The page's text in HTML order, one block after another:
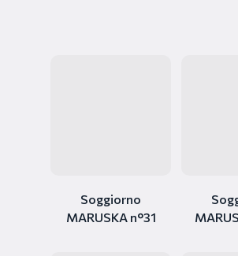
Soggiorno
MARUSKA n°31